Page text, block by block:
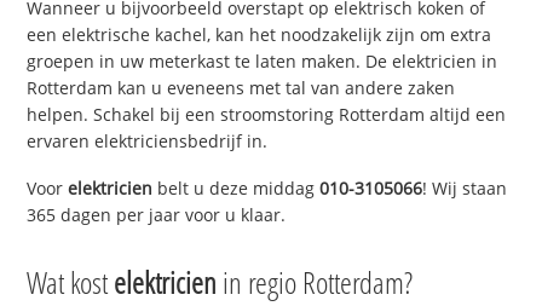
Wanneer u bijvoorbeeld overstapt op elektrisch koken of
een elektrische kachel, kan het noodzakelijk zijn om extra
groepen in uw meterkast te laten maken. De elektricien in
Rotterdam kan u eveneens met tal van andere zaken
helpen. Schakel bij een stroomstoring Rotterdam altijd een
ervaren elektriciensbedrijf in.
Voorelektricien belt u deze middag010-3105066! Wij staan
365 dagen per jaar voor u klaar.
Wat kostelektricien in regio Rotterdam?